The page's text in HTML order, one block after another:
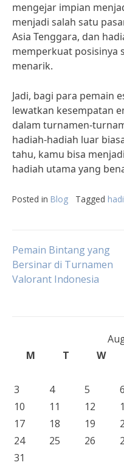
mengejar impian
menjadi salah satu
Asia Tenggara, dan
memperkuat posisinya
menarik.
Jadi, bagi para pemain
lewatkan kesempatan
dalam turnamen-
hadiah-hadiah luar
tahu, kamu bisa
hadiah utama yang
Posted in Blog Tagged
Post
navigation
Pemain Bintang yang
Bersinar di Turnamen
Valorant Indonesia
M
T W
3
4 5 6
10
11 12
17
18 19
24
25 26
31